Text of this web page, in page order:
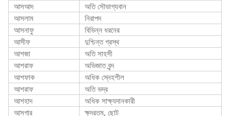
আসআদ
অতি সৌভাগ্যবান
আসলাম
নিরাপদ
আসনাফু
বিভিন্ন ধরনের
আসীফ
দুশ্চিন্ত গ্রস্থ
আশজা
অতি সাহসী
আশরাফ
অভিজাত বৃন্দ
আশফাক
অধিক স্নেহশীল
আশরাফ
অতি ভদ্র
আশহাদ
অধিক সাক্ষ্যদানকারী
আসগার
ক্ষুদ্রতম, ছোট